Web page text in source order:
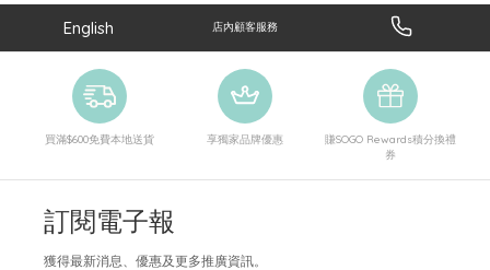
English 店內顧客服務
買滿$600免費本地送貨 享獨家品牌優惠
賺SOGO Rewards積分換禮
券
訂閱電子報
獲得最新消息、優惠及更多推廣資訊。